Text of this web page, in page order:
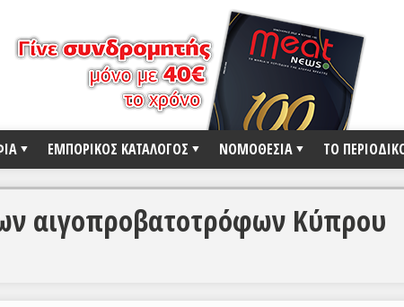
ΕΜΠΟΡΙΚΟΣ ΚΑΤΑΛΟΓΟΣ ΝΟΜΟΘΕΣΙΑ ΤΟ
αιγοπροβατοτρόφων Κύπρου